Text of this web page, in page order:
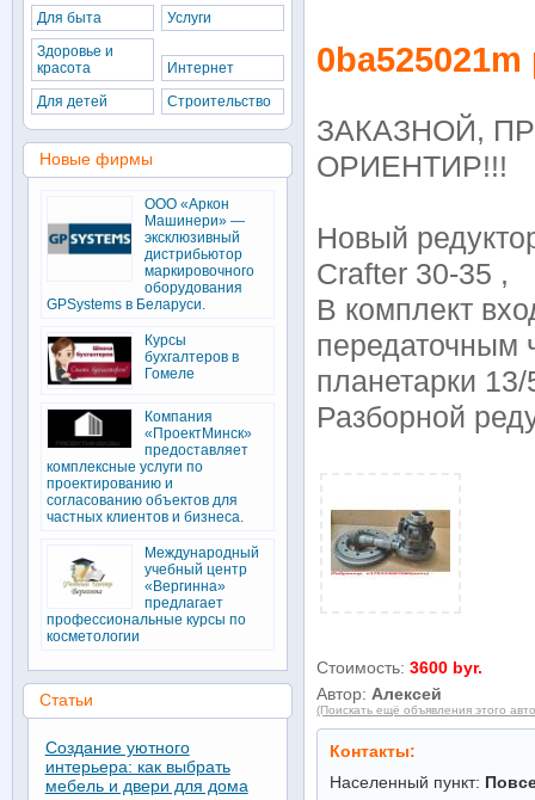
ЗАКАЗНОЙ,
ОРИЕНТИР!!!
Новый
Crafter 30-35 ,
В комплект
передаточным
планетарки
Разборной
Стоимость:3600 byr.
Автор: Алексей
(Поискать ещё объявления этого
Контакты:
Населенный пункт:
Для быта
Услуги
Здоровье и
красота
Интернет
Для детей
Строительство
Новые фирмы
ООО «Аркон
Машинери» —
эксклюзивный
дистрибьютор
маркировочного
оборудования
GPSystems в Беларуси.
Курсы
бухгалтеров в
Гомеле
Компания
«ПроектМинск»
предоставляет
комплексные услуги по
проектированию и
согласованию объектов для
частных клиентов и бизнеса.
Международный
учебный центр
«Вергинна»
предлагает
профессиональные курсы по
косметологии
Статьи
Создание уютного
интерьера: как выбрать
мебель и двери для дома